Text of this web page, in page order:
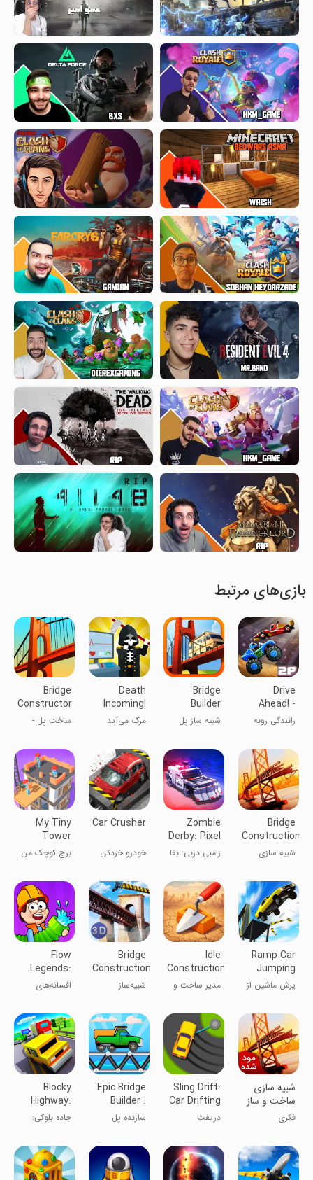
بازی‌های مرتبط
Drive
Ahead! -
Fun Car
Battles
رانندگی روبه
Bridge
Builder
Simulator
شبیه ساز پل
Death
Incoming!
مرگ می‌آید
Bridge
Constructor
Demo
ساخت پل -
Bridge
Construction
Simulator
شبیه سازی
پل
Zombie
Derby: Pixel
Survival
زامبی دربی: بقا
Car Crusher
خودرو خردکن
My Tiny
Tower
برج کوچک من
Ramp Car
Jumping
پرش ماشین از
Idle
Construction
3D
مدیر ساخت و
Bridge
Construction
Crane Sim
شبیه‌ساز
پل
Flow
Legends:
Pipe
Games
افسانه‌های
بازی‌های لوله‌ای
شبیه سازی
ساخت و ساز
پل | نسخه
مود شده
فکری
Sling Drift:
Car Drifting
Game
دریفت
Epic Bridge
Builder :
Cargo De
سازنده پل
Blocky
Highway:
Traffic
Racing
جاده بلوکی: